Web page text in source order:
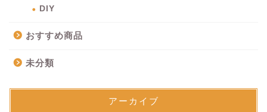
DIY
おすすめ商品
未分類
アーカイブ